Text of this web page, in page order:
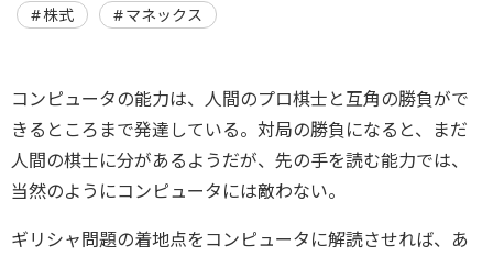
株式 マネックス
コンピュータの能力は、人間のプロ棋士と互角の勝負がで
きるところまで発達している。対局の勝負になると、まだ
人間の棋士に分があるようだが、先の手を読む能力では、
当然のようにコンピュータには敵わない。
ギリシャ問題の着地点をコンピュータに解読させれば、あ